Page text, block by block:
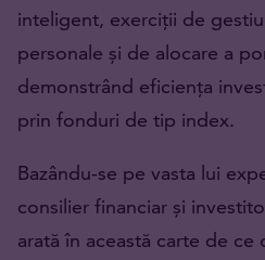
inteligent, exerciții de
personale și de alocare a
demonstrând eficiența
prin fonduri de tip index.
Bazându-se pe vasta lui
consilier financiar și
arată în această carte de ce